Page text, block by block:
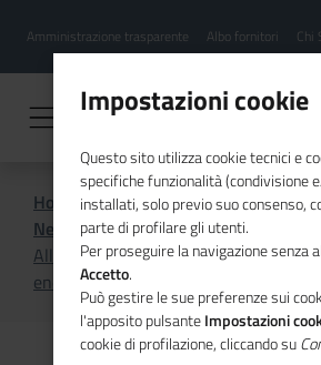
contenuto
Menu
hamburgher
Amministrazione trasparente Albo fornitori Chi
Home CSR
Comunicazione
News di CSR
Alla Camera di Commercio di
energetica
Impostazioni cookie
Questo sito utilizza cookie tecnici e
specifiche funzionalità (condivisione
installati, solo previo suo consenso,
parte di profilare gli utenti.
Per proseguire la navigazione senza
Accetto.
Può gestire le sue preferenze sui
l'apposito pulsanteImpostazioni
cookie di profilazione, cliccando su